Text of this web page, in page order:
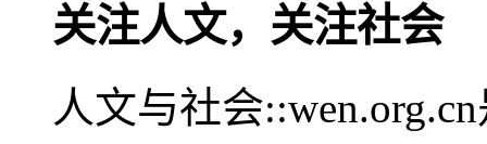
关注人文，关注社会
人文与社会